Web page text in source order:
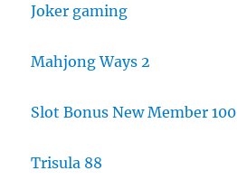
Joker gaming
Mahjong Ways 2
Slot Bonus New Member 100
Trisula 88